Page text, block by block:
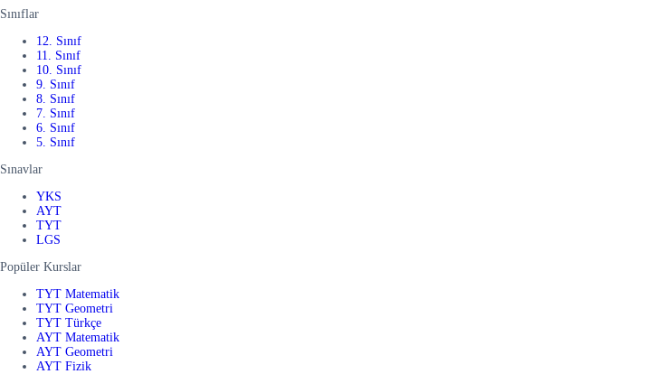
Sınıflar
12. Sınıf
11. Sınıf
10. Sınıf
9. Sınıf
8. Sınıf
7. Sınıf
6. Sınıf
5. Sınıf
Sınavlar
YKS
AYT
TYT
LGS
Popüler Kurslar
TYT Matematik
TYT Geometri
TYT Türkçe
AYT Matematik
AYT Geometri
AYT Fizik